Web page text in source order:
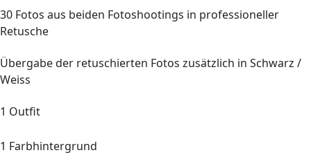
30 Fotos aus beiden Fotoshootings in professioneller
Retusche
Übergabe der retuschierten Fotos zusätzlich in Schwarz /
Weiss
1 Outfit
1 Farbhintergrund